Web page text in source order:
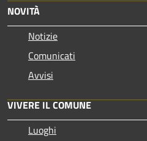
NOVITÀ
Notizie
Comunicati
Avvisi
VIVERE IL COMUNE
Luoghi